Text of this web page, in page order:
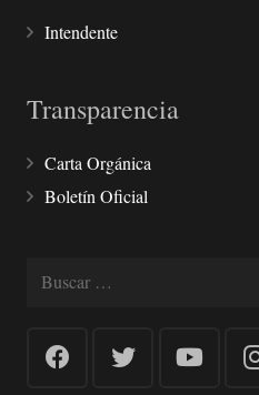
Intendente
Transparencia
Carta Orgánica
Boletín Oficial
Buscar: